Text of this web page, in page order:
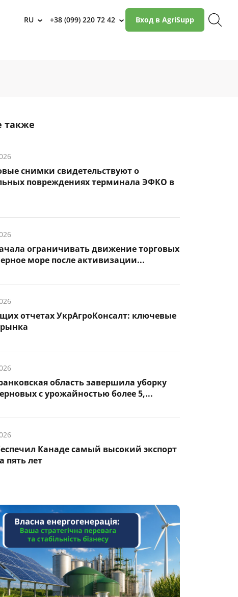
RU › +38 (099) 220 72 42 › Вход в AgriSupp
также
снимки свидетельствуют о
повреждениях терминала ЭФКО в
ограничивать движение торговых
море после активизации...
отчетах УкрАгроКонсалт: ключевые
область завершила уборку
с урожайностью более 5,...
Канаде самый высокий экспорт
пять лет